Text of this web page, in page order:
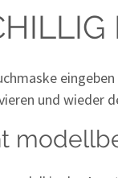
und wieder